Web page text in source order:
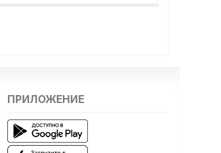
ПРИЛОЖЕНИЕ